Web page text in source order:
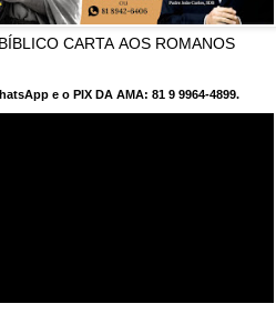
CARTA AOS ROMANOS
e o PIX DA AMA: 81 9 9964-4899.